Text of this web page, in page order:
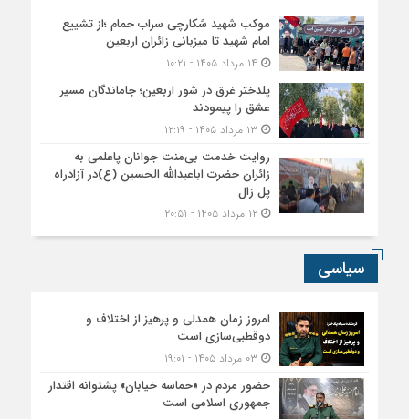
موکب شهید شکارچی سراب حمام ؛از تشییع
امام شهید تا میزبانی زائران اربعین
پلدختر غرق در شور اربعین؛ جاماندگان مسیر
عشق را پیمودند
روایت خدمت بی‌منت جوانان پاعلمی به
زائران حضرت اباعبدالله الحسین (ع)در آزادراه
پل زال
۱۲ مرداد ۱۴۰۵ - ۲۰:۵۱
سیاسی
امروز زمان همدلی و پرهیز از اختلاف و
دوقطبی‌سازی است
حضور مردم در «حماسه خیابان» پشتوانه اقتدار
جمهوری اسلامی است